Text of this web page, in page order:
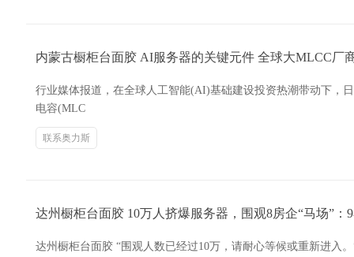
内蒙古橱柜台面胶 AI服务器的关键元件 全球大MLCC厂
行业媒体报道，在全球人工智能(AI)基础建设投资热潮带动下，
电容(MLC
联系奥力斯
达州橱柜台面胶 10万人挤爆服务器，围观8房企“马场”
达州橱柜台面胶 “围观人数已经过10万，请耐心等候或重新进入